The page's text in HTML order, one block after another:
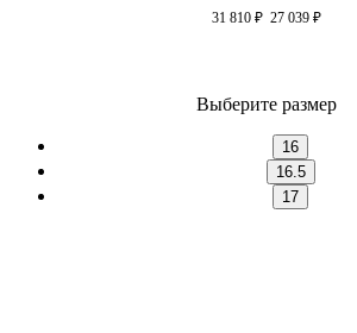
31 810 ₽ 27 039 ₽
Выберите размер
16
16.5
17